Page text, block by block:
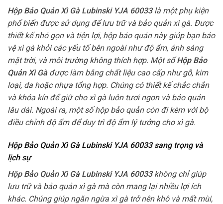
Hộp Bảo Quản Xì Gà Lubinski YJA 60033là một phụ kiện
phổ biến được sử dụng để lưu trữ và bảo quản xì gà. Được
thiết kế nhỏ gọn và tiện lợi, hộp bảo quản này giúp bạn bảo
vệ xì gà khỏi các yếu tố bên ngoài như độ ẩm, ánh sáng
mặt trời, và môi trường không thích hợp. Một sốHộp Bảo
Quản Xì Gàđược làm bằng chất liệu cao cấp như gỗ, kim
loại, da hoặc nhựa tổng hợp. Chúng có thiết kế chắc chắn
và khóa kín để giữ cho xì gà luôn tươi ngon và bảo quản
lâu dài. Ngoài ra, một số hộp bảo quản còn đi kèm với bộ
điều chỉnh độ ẩm để duy trì độ ẩm lý tưởng cho xì gà.
Hộp Bảo Quản Xì Gà Lubinski YJA 60033 sang trọng và
lịch sự
Hộp Bảo Quản Xì Gà Lubinski YJA 60033không chỉ giúp
lưu trữ và bảo quản xì gà mà còn mang lại nhiều lợi ích
khác. Chúng giúp ngăn ngừa xì gà trở nên khô và mất mùi,